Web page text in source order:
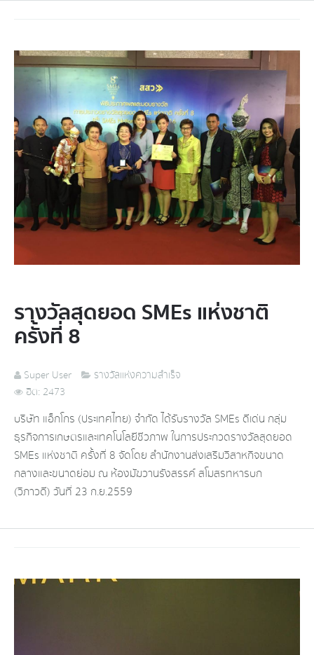
รางวัลสุดยอด SMEs แห่งชาติ
ครั้งที่ 8
Super User
รางวัลแห่งความสำเร็จ
ฮิต: 2473
บริษัท แอ็กโกร (ประเทศไทย) จำกัด ได้รับรางวัล SMEs ดีเด่น กลุ่ม
ธุรกิจการเกษตรและเทคโนโลยีชีวภาพ ในการประกวดรางวัลสุดยอด
SMEs แห่งชาติ ครั้งที่ 8 จัดโดย สำนักงานส่งเสริมวิสาหกิจขนาด
กลางและขนาดย่อม ณ ห้องมัฆวานรังสรรค์ สโมสรทหารบก
(วิภาวดี) วันที่ 23 ก.ย.2559